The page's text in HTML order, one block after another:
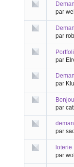
par
par
par
par
par
par
loterie
par